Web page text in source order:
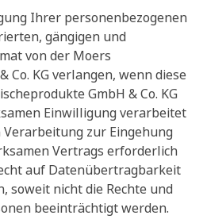
Ihrer personenbezogenen
gängigen und
von der Moers
Co. KG verlangen, wenn diese
GmbH & Co. KG
Einwilligung verarbeitet
zur Eingehung
Vertrags erforderlich
auf Datenübertragbarkeit
soweit nicht die Rechte und
beeinträchtigt werden.